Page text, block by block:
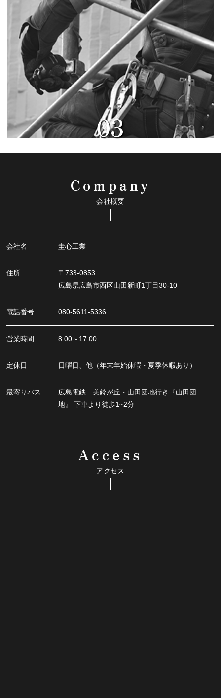
03
Company
会社概要
会社名 圭心工業
住所
〒733-0853
広島県広島市西区山田新町1丁目30-10
電話番号 080-5611-5336
営業時間 8:00～17:00
定休日 日曜日、他（年末年始休暇・夏季休暇あり）
最寄りバス
広島電鉄 美鈴が丘・山田団地行き『山田団
地』 下車より徒歩1~2分
Access
アクセス